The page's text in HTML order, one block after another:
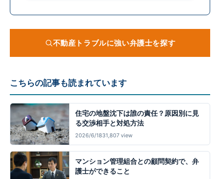
不動産トラブルに強い弁護士を探す
こちらの記事も読まれています
住宅の地盤沈下は誰の責任？原因別に見
る交渉相手と対処方法
2026/6/1831,807 view
マンション管理組合との顧問契約で、弁
護士ができること